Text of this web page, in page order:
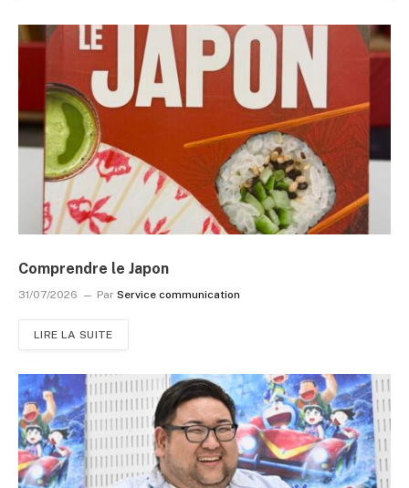
Comprendre le Japon
31/07/2026 Par Service communication
LIRE LA SUITE